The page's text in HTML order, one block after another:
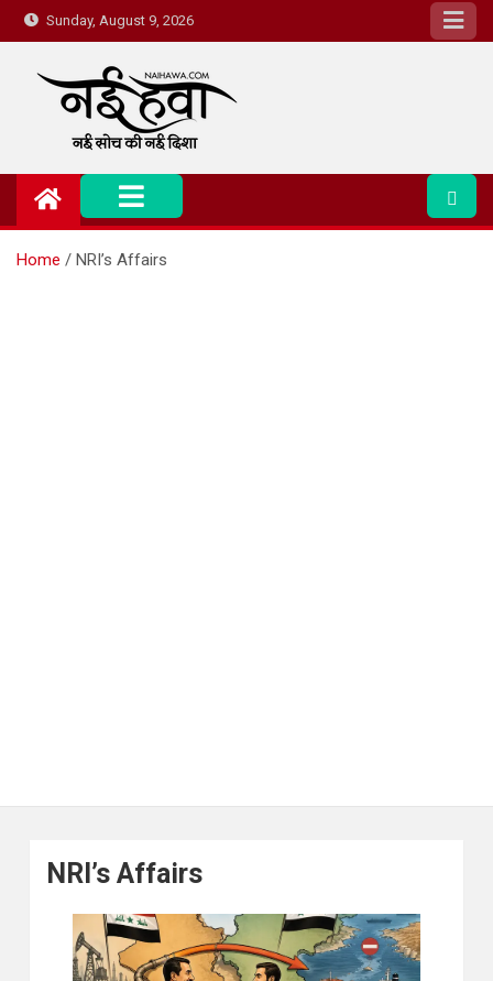
Sunday, August 9, 2026
Nai Hawa
Home NRI’s Affairs
NRI’s Affairs